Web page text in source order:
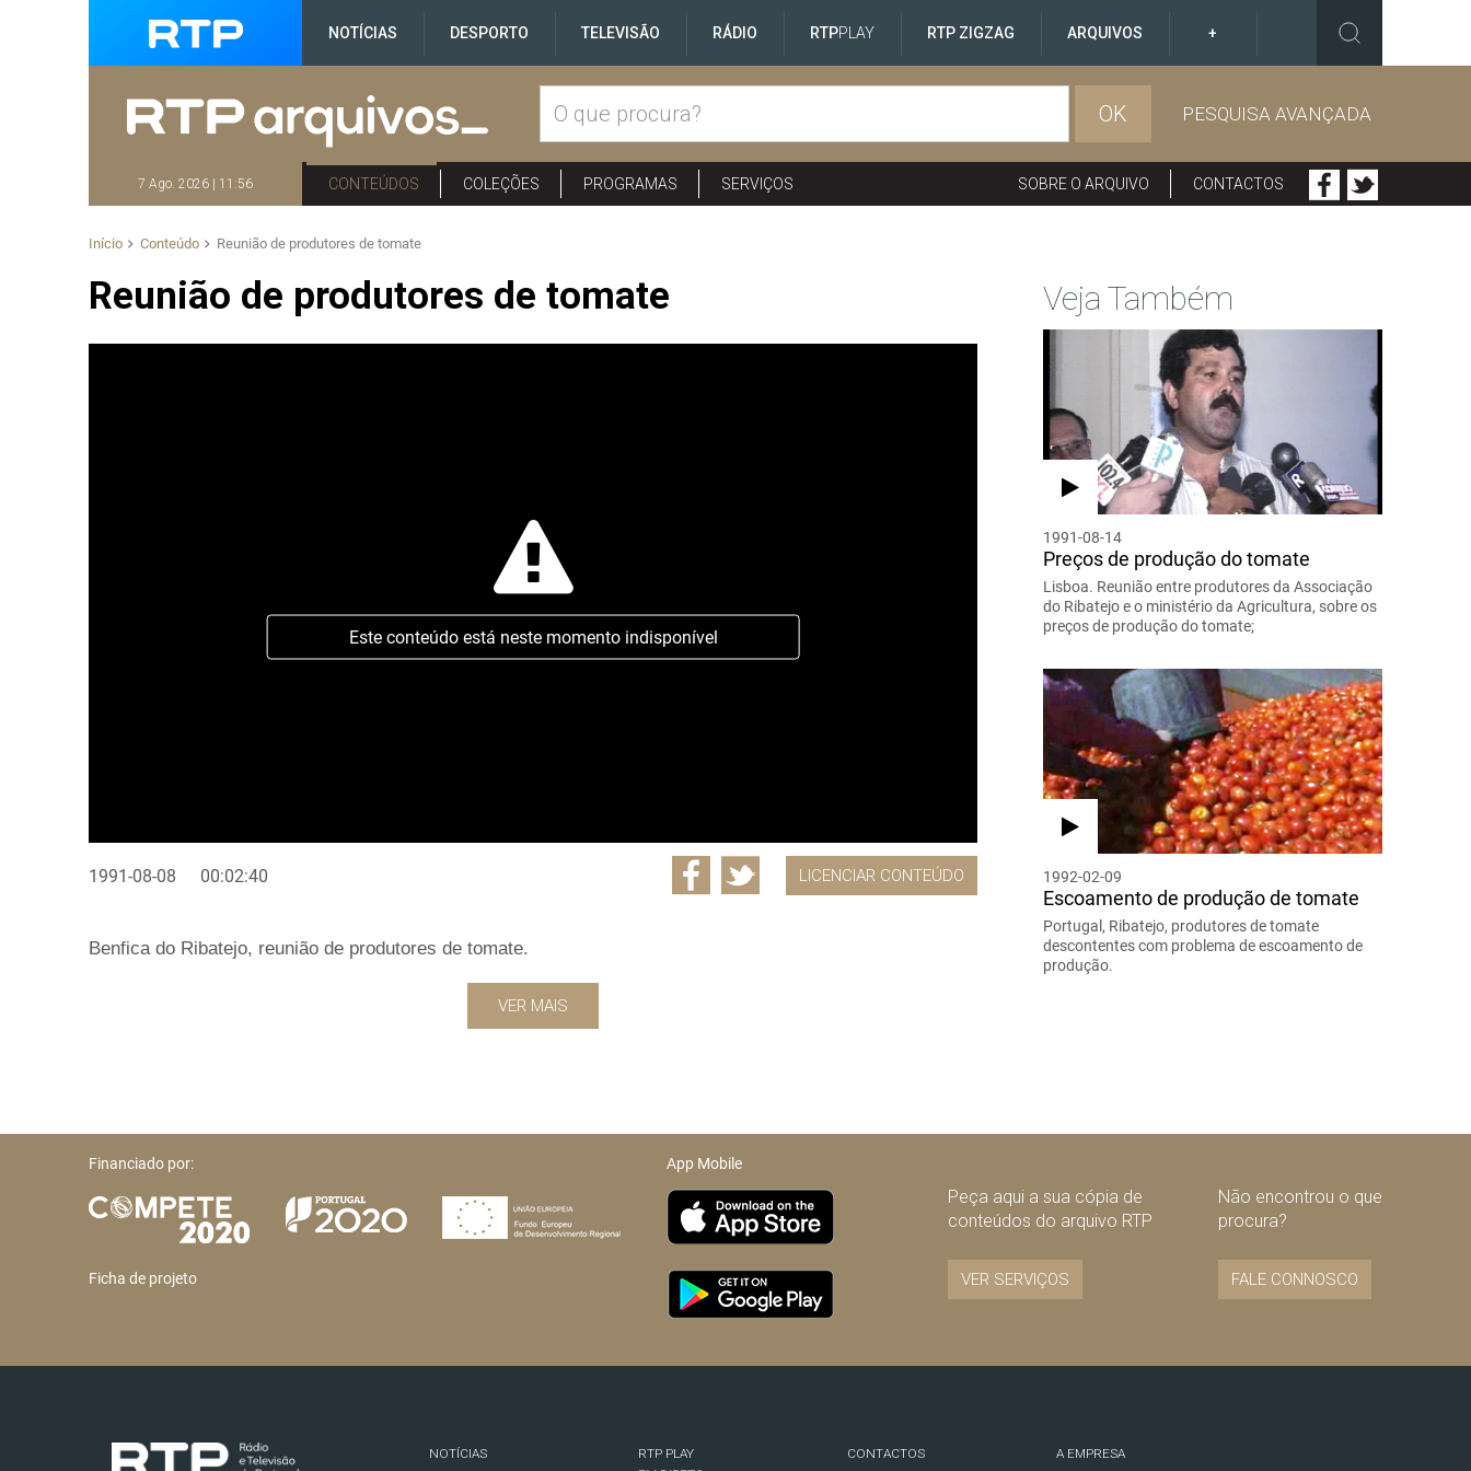
NOTÍCIAS DESPORTO TELEVISÃO RÁDIO RTPPLAY RTP ZIGZAG ARQUIVOS +
OK PESQUISA AVANÇADA
7 Ago. 2026 | 11:56 CONTEÚDOS COLEÇÕES PROGRAMAS SERVIÇOS SOBRE O ARQUIVO CONTACTOS
Início Conteúdo Reunião de produtores de tomate
Reunião de produtores de tomate
Este conteúdo está neste momento indisponível
1991-08-08 00:02:40 LICENCIAR CONTEÚDO
Benfica do Ribatejo, reunião de produtores de tomate.
VER MAIS
Veja Também
1991-08-14
Preços de produção do tomate
Lisboa. Reunião entre produtores da Associação
do Ribatejo e o ministério da Agricultura, sobre os
preços de produção do tomate;
1992-02-09
Escoamento de produção de tomate
Portugal, Ribatejo, produtores de tomate
descontentes com problema de escoamento de
produção.
Financiado por:
Ficha de projeto
App Mobile
Peça aqui a sua cópia de
conteúdos do arquivo RTP
VER SERVIÇOS
Não encontrou o que
procura?
FALE CONNOSCO
NOTÍCIAS
RTP PLAY
CONTACTOS
A EMPRESA